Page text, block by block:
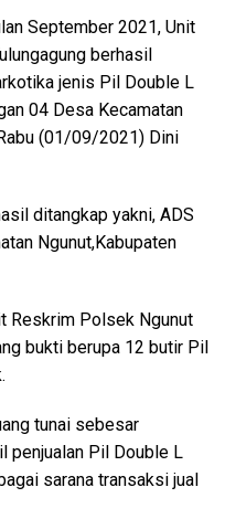
September 2021, Unit
berhasil
jenis Pil Double L
04 Desa Kecamatan
(01/09/2021) Dini
ditangkap yakni, ADS
Ngunut,Kabupaten
Reskrim Polsek Ngunut
bukti berupa 12 butir Pil
tunai sebesar
penjualan Pil Double L
sarana transaksi jual